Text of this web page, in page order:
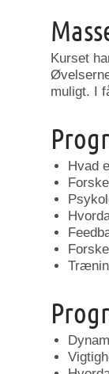
Kurset
muligt. I
Hvad